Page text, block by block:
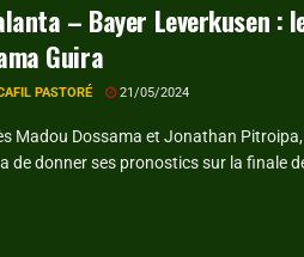
– Bayer Leverkusen :
Guira
PASTORÉ 21/05/2024
Madou Dossama et Jonathan
de donner ses pronostics sur la finale